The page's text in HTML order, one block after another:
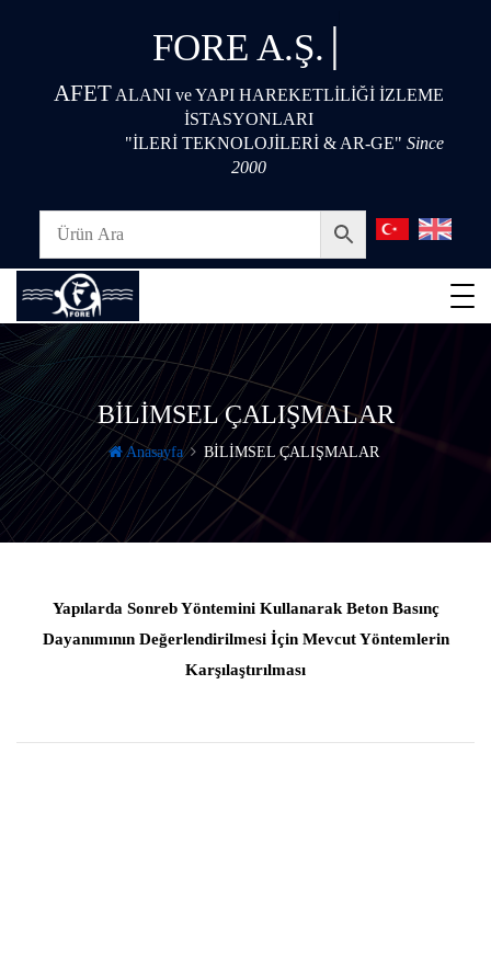
FORE A.Ş. |
AFETALANI ve YAPI HAREKETLİLİĞİ İZLEME
İSTASYONLARI
"İLERİ TEKNOLOJİLERİ & AR-GE" Since
2000
BİLİMSEL ÇALIŞMALAR
Anasayfa BİLİMSEL ÇALIŞMALAR
Yapılarda Sonreb Yöntemini Kullanarak Beton Basınç
Dayanımının Değerlendirilmesi İçin Mevcut Yöntemlerin
Karşılaştırılması